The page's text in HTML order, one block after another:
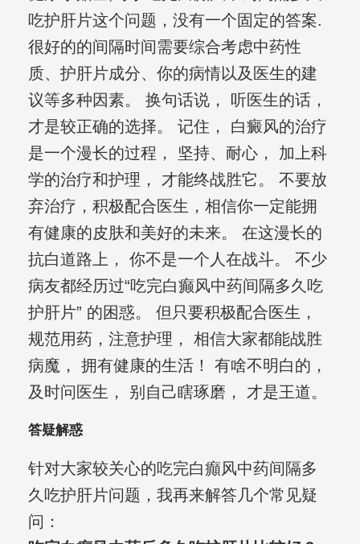
吃护肝片这个问题，没有一个固定的答案.
很好的的间隔时间需要综合考虑中药性
质、护肝片成分、你的病情以及医生的建
议等多种因素。 换句话说， 听医生的话，
才是较正确的选择。 记住， 白癜风的治疗
是一个漫长的过程， 坚持、耐心， 加上科
学的治疗和护理， 才能终战胜它。 不要放
弃治疗，积极配合医生，相信你一定能拥
有健康的皮肤和美好的未来。 在这漫长的
抗白道路上， 你不是一个人在战斗。 不少
病友都经历过“吃完白癫风中药间隔多久吃
护肝片” 的困惑。 但只要积极配合医生，
规范用药，注意护理， 相信大家都能战胜
病魔， 拥有健康的生活！ 有啥不明白的，
及时问医生， 别自己瞎琢磨， 才是王道。
答疑解惑
针对大家较关心的吃完白癲风中药间隔多
久吃护肝片问题，我再来解答几个常见疑
问：